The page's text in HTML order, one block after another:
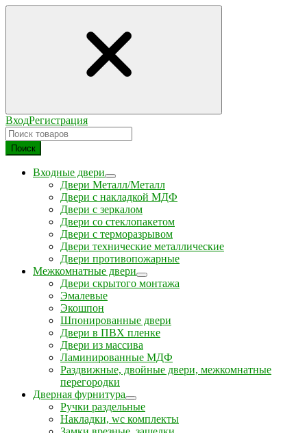
ВходРегистрация
Поиск
Входные двери
Двери Металл/Металл
Двери с накладкой МДФ
Двери с зеркалом
Двери со стеклопакетом
Двери с терморазрывом
Двери технические металлические
Двери противопожарные
Межкомнатные двери
Двери скрытого монтажа
Эмалевые
Экошпон
Шпонированные двери
Двери в ПВХ пленке
Двери из массива
Ламинированные МДФ
Раздвижные, двойные двери, межкомнатные
перегородки
Дверная фурнитура
Ручки раздельные
Накладки, wc комплекты